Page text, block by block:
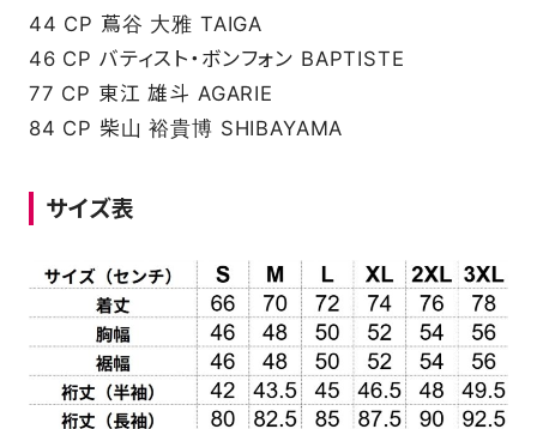
44 CP 蔦谷 大雅 TAIGA
46 CP バティスト・ボンフォン BAPTISTE
77 CP 東江 雄斗 AGARIE
84 CP 柴山 裕貴博 SHIBAYAMA
サイズ表